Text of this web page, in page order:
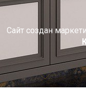
Сайт создан